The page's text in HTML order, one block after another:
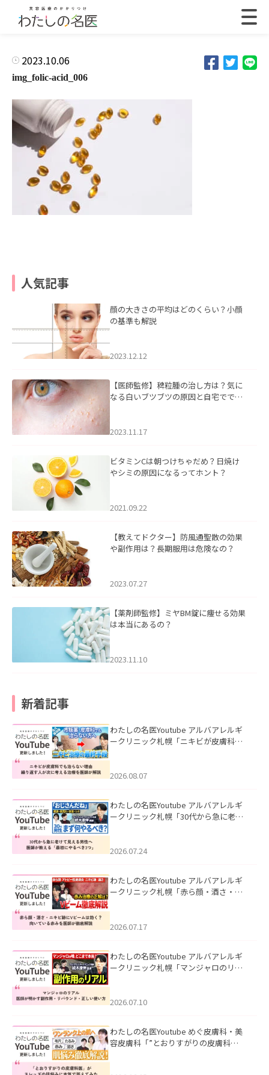
2023.10.06
img_folic-acid_006
人気記事
顔の大きさの平均はどのくらい？小顔
の基準も解説
2023.12.12
【医師監修】稗粒腫の治し方は？気に
なる白いブツブツの原因と自宅ででき
2023.11.17
ビタミンCは朝つけちゃだめ？日焼け
やシミの原因になるってホント？
2021.09.22
【教えてドクター】防風通聖散の効果
や副作用は？長期服用は危険なの？
2023.07.27
【薬剤師監修】ミヤBM錠に痩せる効果
は本当にあるの？
2023.11.10
新着記事
わたしの名医Youtube アルバアレルギ
ークリニック札幌「ニキビが皮膚科で
ました。
2026.08.07
わたしの名医Youtube アルバアレルギ
ークリニック札幌「30代から急に老け
た。
2026.07.24
わたしの名医Youtube アルバアレルギ
ークリニック札幌「赤ら顔・酒さ・ニ
した。
2026.07.17
わたしの名医Youtube アルバアレルギ
ークリニック札幌「マンジャロのリア
た。
2026.07.10
わたしの名医Youtube めぐ皮膚科・美
容皮膚科「”とおりすがりの皮膚科